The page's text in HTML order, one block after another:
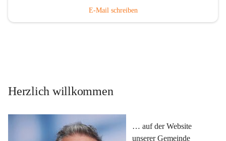
E-Mail schreiben
Herzlich willkommen
… auf der Website
unserer Gemeinde